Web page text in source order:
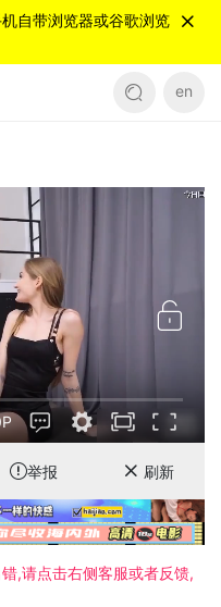
自带浏览器或谷歌浏览
en
举报 刷新
,请点击右侧客服或者反馈,